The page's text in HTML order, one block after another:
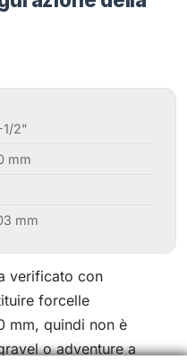
1/2"
mm
mm
verificato con
forcelle
mm, quindi non è
o adventure a